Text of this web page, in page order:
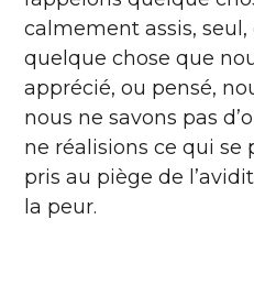
calmement assis,
quelque chose que
apprécié, ou pensé,
nous ne savons pas
ne réalisions ce qui se
pris au piège de
la peur.